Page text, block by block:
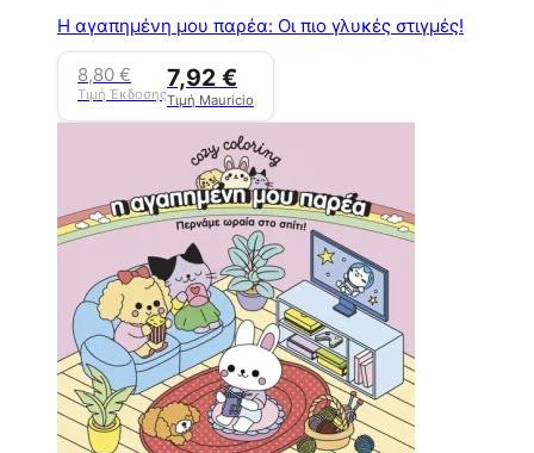
Η αγαπημένη μου παρέα: Οι πιο γλυκές στιγμές!
8,80 €
Τιμή Έκδοσης
7,92 €
Τιμή Mauricio